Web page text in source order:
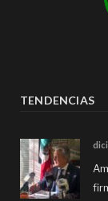
TENDENCIAS